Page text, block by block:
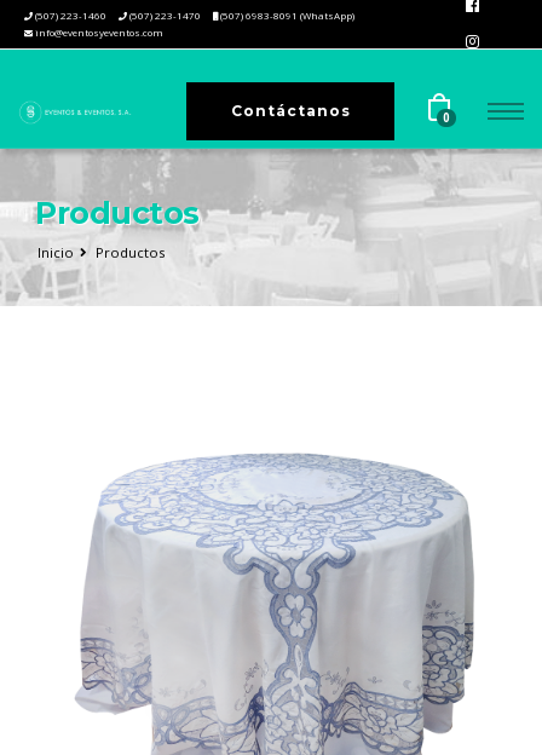
(507) 223-1460 (507) 223-1470
(507) 6983-8091 (WhatsApp)
info@eventosyeventos.com
Contáctanos 0
Productos
Inicio Productos